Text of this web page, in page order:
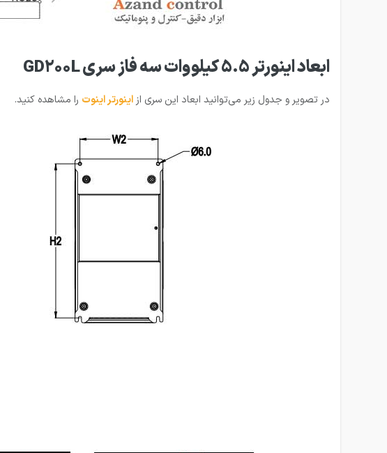
ابعاد اینورتر 5.5 کیلووات سه فاز سری GD200L
در تصویر و جدول زیر می‌توانید ابعاد این سری ازاینورتر اینوت را مشاهده کنید.